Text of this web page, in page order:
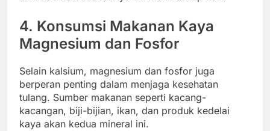
4. Konsumsi Makanan Kaya
Magnesium dan Fosfor
Selain kalsium, magnesium dan fosfor juga
berperan penting dalam menjaga kesehatan
tulang. Sumber makanan seperti kacang-
kacangan, biji-bijian, ikan, dan produk kedelai
kaya akan kedua mineral ini.